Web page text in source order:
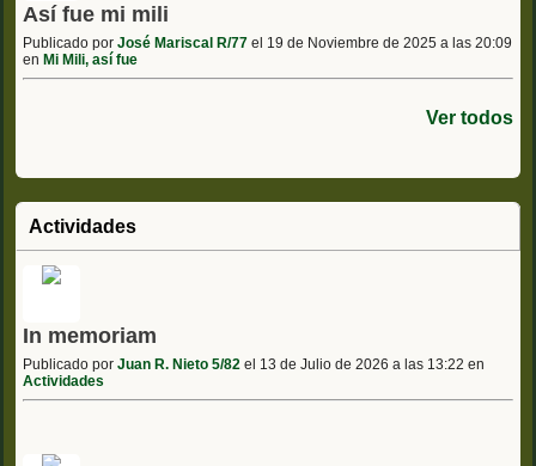
Así fue mi mili
Publicado por José Mariscal R/77 el 19 de Noviembre de 2025 a las 20:09
en Mi Mili, así fue
Ver todos
Actividades
In memoriam
Publicado por Juan R. Nieto 5/82 el 13 de Julio de 2026 a las 13:22 en
Actividades